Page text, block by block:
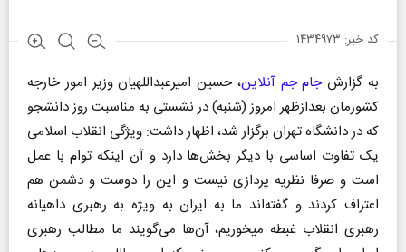
کد خبر: ۱۴۳۴۹۷۳
به گزارشجام جم آنلاین، حسین امیرعبداللهیان وزیر امور خارجه
کشورمان بعدازظهر امروز (شنبه) در نشستی به مناسبت روز دانشجو
که در دانشگاه تهران برگزار شد، اظهار داشت: ویژگی انقلاب اسلامی
یک تفاوت اساسی با دیگر بخش‌ها دارد و آن اینکه توام با عمل
است و صرفا نظریه پردازی نیست و این را دوست و دشمن هم
اعتراف کردند و گفته‌اند ما به ایران به ویژه به رهبری داهیانه
رهبری انقلاب غبطه میخوریم، آن‌ها می‌گویند ما مطالب رهبری